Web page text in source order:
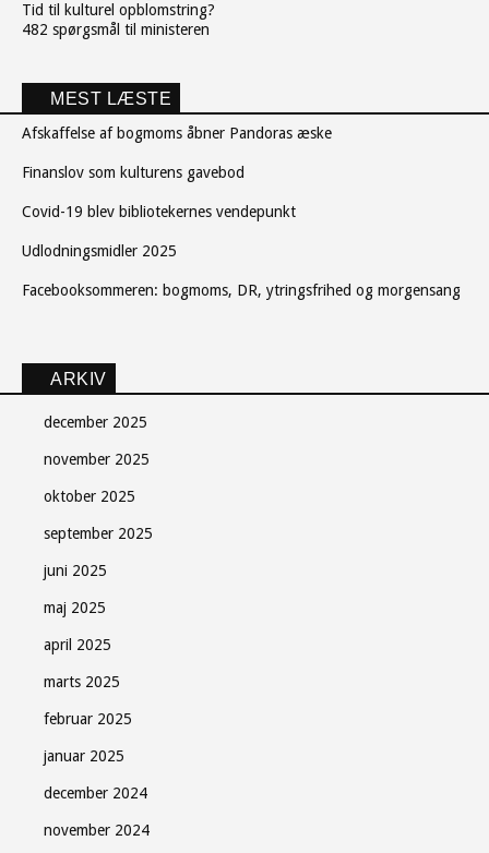
Tid til kulturel opblomstring?
482 spørgsmål til ministeren
MEST LÆSTE
Afskaffelse af bogmoms åbner Pandoras æske
Finanslov som kulturens gavebod
Covid-19 blev bibliotekernes vendepunkt
Udlodningsmidler 2025
Facebooksommeren: bogmoms, DR, ytringsfrihed og morgensang
ARKIV
december 2025
november 2025
oktober 2025
september 2025
juni 2025
maj 2025
april 2025
marts 2025
februar 2025
januar 2025
december 2024
november 2024